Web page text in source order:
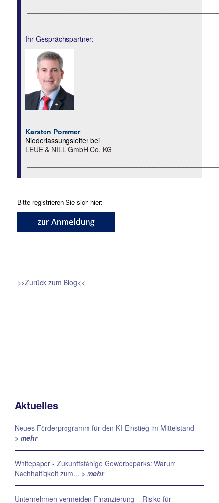
Ihr Gesprächspartner:
Karsten Pommer
Niederlassungsleiter bei
LEUE & NILL GmbH Co. KG
Bitte registrieren Sie sich hier:
>>Zurück zum Blog<<
Aktuelles
Neues Förderprogramm für den KI-Einstieg im Mittelstand
> mehr
Whitepaper - Zukunftsfähige Gewerbeparks: Warum
Nachhaltigkeit zum... > mehr
Unternehmen vermeiden Finanzierung – Risiko für